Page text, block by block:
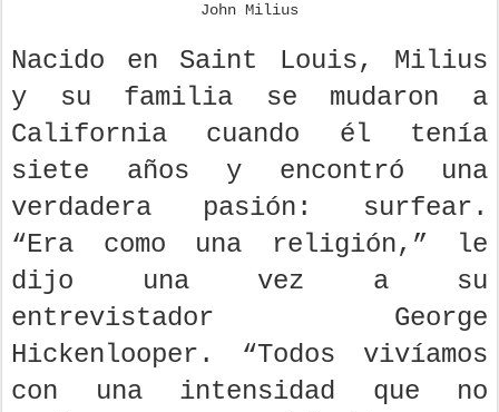
John Milius
Nacido en Saint Louis, Milius
y su familia se mudaron a
California cuando él tenía
siete años y encontró una
verdadera pasión: surfear.
“Era como una religión,” le
dijo una vez a su
entrevistador George
Hickenlooper. “Todos vivíamos
con una intensidad que no